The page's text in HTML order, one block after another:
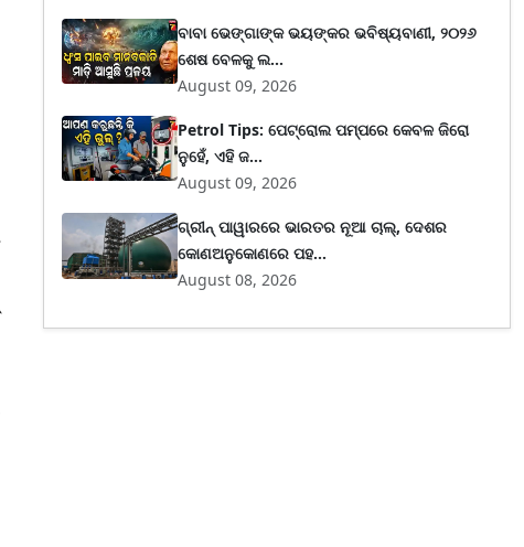
ବାବା ଭେଙ୍ଗାଙ୍କ ଭୟଙ୍କର ଭବିଷ୍ୟବାଣୀ, ୨୦୨୬
ଶେଷ ବେଳକୁ ଲ...
August 09, 2026
Petrol Tips: ପେଟ୍ରୋଲ ପମ୍ପରେ କେବଳ ଜିରୋ
ନୁହେଁ, ଏହି ଜ...
August 09, 2026
ଗ୍ରୀନ୍ ପାୱାରରେ ଭାରତର ନୂଆ ଚାଲ୍, ଦେଶର
କୋଣଅନୁକୋଣରେ ପହ...
August 08, 2026